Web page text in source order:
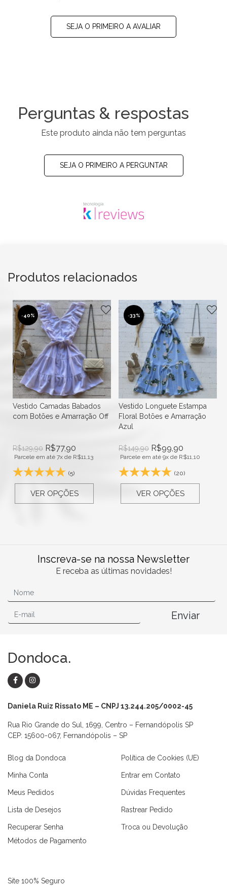
SEJA O PRIMEIRO A AVALIAR
Perguntas & respostas
Este produto ainda não tem perguntas
SEJA O PRIMEIRO A PERGUNTAR
Produtos relacionados
-40%
Vestido Camadas Babados
com Botões e Amarração Off
R$129,90 R$77,90
Parcele em até 7x de R$11,13
(5)
VER OPÇÕES
-33%
Vestido Longuete Estampa
Floral Botões e Amarração
Azul
R$149,90 R$99,90
Parcele em até 9x de R$11,10
(20)
VER OPÇÕES
Inscreva-se na nossa Newsletter
E receba as últimas novidades!
Enviar
Dondoca.
Daniela Ruiz Rissato ME – CNPJ 13.244.205/0002-45
Rua Rio Grande do Sul, 1699, Centro – Fernandópolis SP
CEP: 15600-067, Fernandópolis – SP
Blog da Dondoca
Minha Conta
Meus Pedidos
Lista de Desejos
Recuperar Senha
Política de Cookies (UE)
Entrar em Contato
Dúvidas Frequentes
Rastrear Pedido
Troca ou Devolução
Métodos de Pagamento
Site 100% Seguro